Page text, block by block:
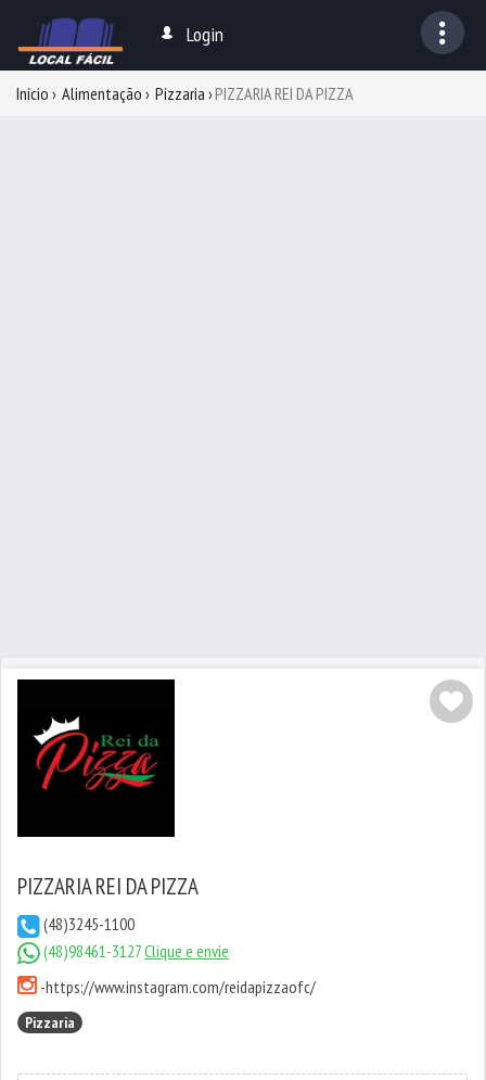
Login
Início Alimentação Pizzaria PIZZARIA REI DA PIZZA
PIZZARIA REI DA PIZZA
(48)3245-1100
(48)98461-3127Clique e envie
-https://www.instagram.com/reidapizzaofc/
Pizzaria